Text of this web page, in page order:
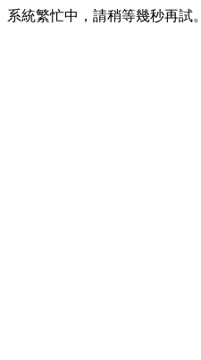
系統繁忙中，請稍等幾秒再試。